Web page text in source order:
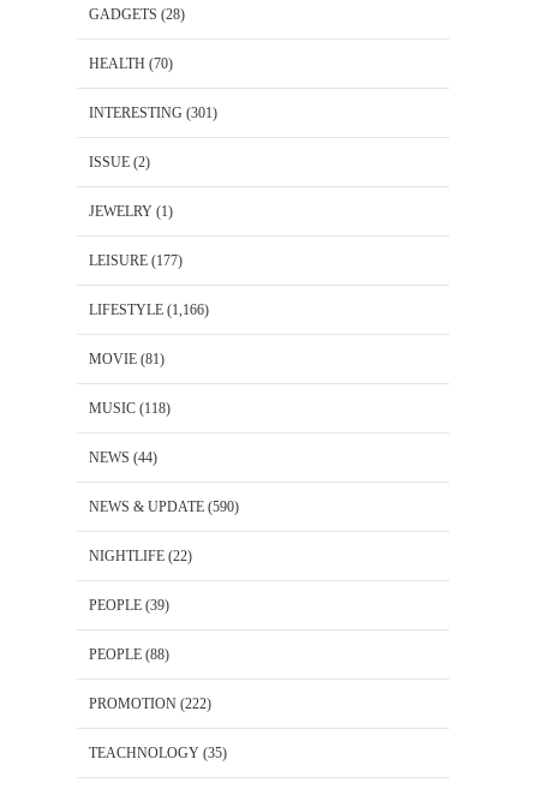
GADGETS (28)
HEALTH (70)
INTERESTING (301)
ISSUE (2)
JEWELRY (1)
LEISURE (177)
LIFESTYLE (1,166)
MOVIE (81)
MUSIC (118)
NEWS (44)
NEWS & UPDATE (590)
NIGHTLIFE (22)
PEOPLE (39)
PEOPLE (88)
PROMOTION (222)
TEACHNOLOGY (35)